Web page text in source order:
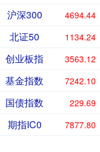
沪深300 4694.44
北证50 1134.24
创业板指 3563.12
基金指数 7242.10
国债指数 229.69
期指IC0 7877.80